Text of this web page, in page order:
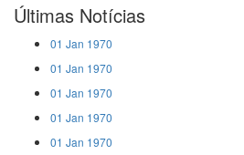
Últimas Notícias
01 Jan 1970
01 Jan 1970
01 Jan 1970
01 Jan 1970
01 Jan 1970